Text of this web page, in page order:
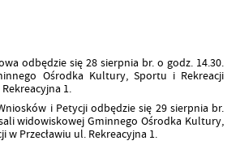
odbędzie się 28 sierpnia br. o godz. 14.30.
Ośrodka Kultury, Sportu i Rekreacji
1.
i Petycji odbędzie się 29 sierpnia br.
widowiskowej Gminnego Ośrodka Kultury,
w Przecławiu ul. Rekreacyjna 1.